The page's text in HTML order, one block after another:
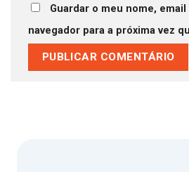
Guardar o meu nome,
navegador para a próxima vez